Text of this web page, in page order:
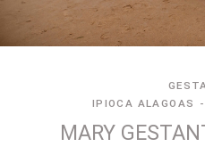
IPIOCA ALAGOAS
MARY